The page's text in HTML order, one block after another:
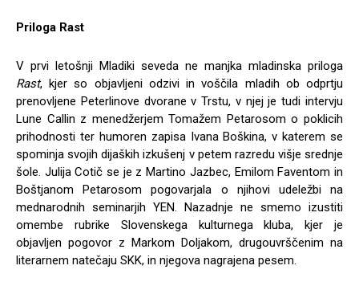
Priloga Rast
V prvi letošnji Mladiki seveda ne manjka mladinska priloga
Rast, kjer so objavljeni odzivi in voščila mladih ob odprtju
prenovljene Peterlinove dvorane v Trstu, v njej je tudi intervju
Lune Callin z menedžerjem Tomažem Petarosom o poklicih
prihodnosti ter humoren zapisa Ivana Boškina, v katerem se
spominja svojih dijaških izkušenj v petem razredu višje srednje
šole. Julija Cotič se je z Martino Jazbec, Emilom Faventom in
Boštjanom Petarosom pogovarjala o njihovi udeležbi na
mednarodnih seminarjih YEN. Nazadnje ne smemo izustiti
omembe rubrike Slovenskega kulturnega kluba, kjer je
objavljen pogovor z Markom Doljakom, drugouvrščenim na
literarnem natečaju SKK, in njegova nagrajena pesem.